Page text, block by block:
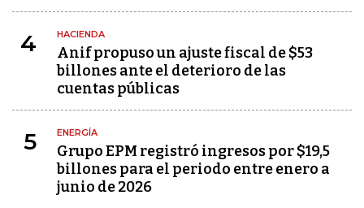
4 HACIENDA
Anif propuso un ajuste fiscal de $53
billones ante el deterioro de las
cuentas públicas
5 ENERGÍA
Grupo EPM registró ingresos por $19,5
billones para el periodo entre enero a
junio de 2026